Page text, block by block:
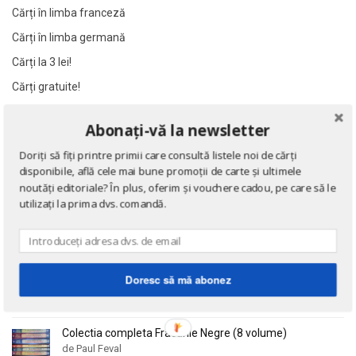
Al. Alexianu
Al. Caprariu
Al. Dumitrescu
Al. Philippide
Alain Besancon
Alain Bombard
Alain Danielou
Alain Lallemand
Alain Manevy
Alan Bullock
Alan Montefiore
Al. Alexianu
Al. Caprariu
Al. Dumitrescu
Al. Philippide
Alain Besancon
Alain Bombard
Alain Danielou
Alain Lallemand
Alain Manevy
Alan Bullock
Alan Montefiore
Cărți în limba franceză
Cărți în limba germană
Cărți la 3 lei!
Cărți gratuite!
Eseuri
de Emil Cioran
Doctrina sau Cele patru carti clasice ale Chinei
Colectia completa Fracurile Negre (8 volume)
de Paul Feval
Abonați-vă la newsletter
Doriți să fiți printre primii care consultă listele noi de cărți
disponibile, află cele mai bune promoții de carte și ultimele
noutăți editoriale? În plus, oferim și vouchere cadou, pe care să le
utilizați la prima dvs. comandă.
Doresc să mă abonez